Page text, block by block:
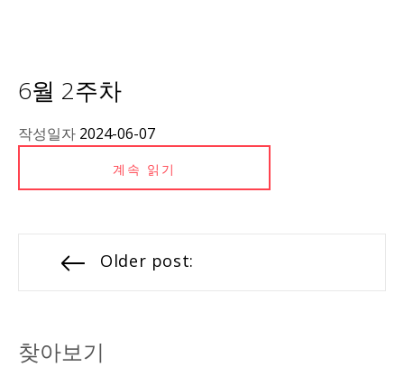
6월 2주차
작성일자 2024-06-07
계속 읽기
Older post:
찾아보기